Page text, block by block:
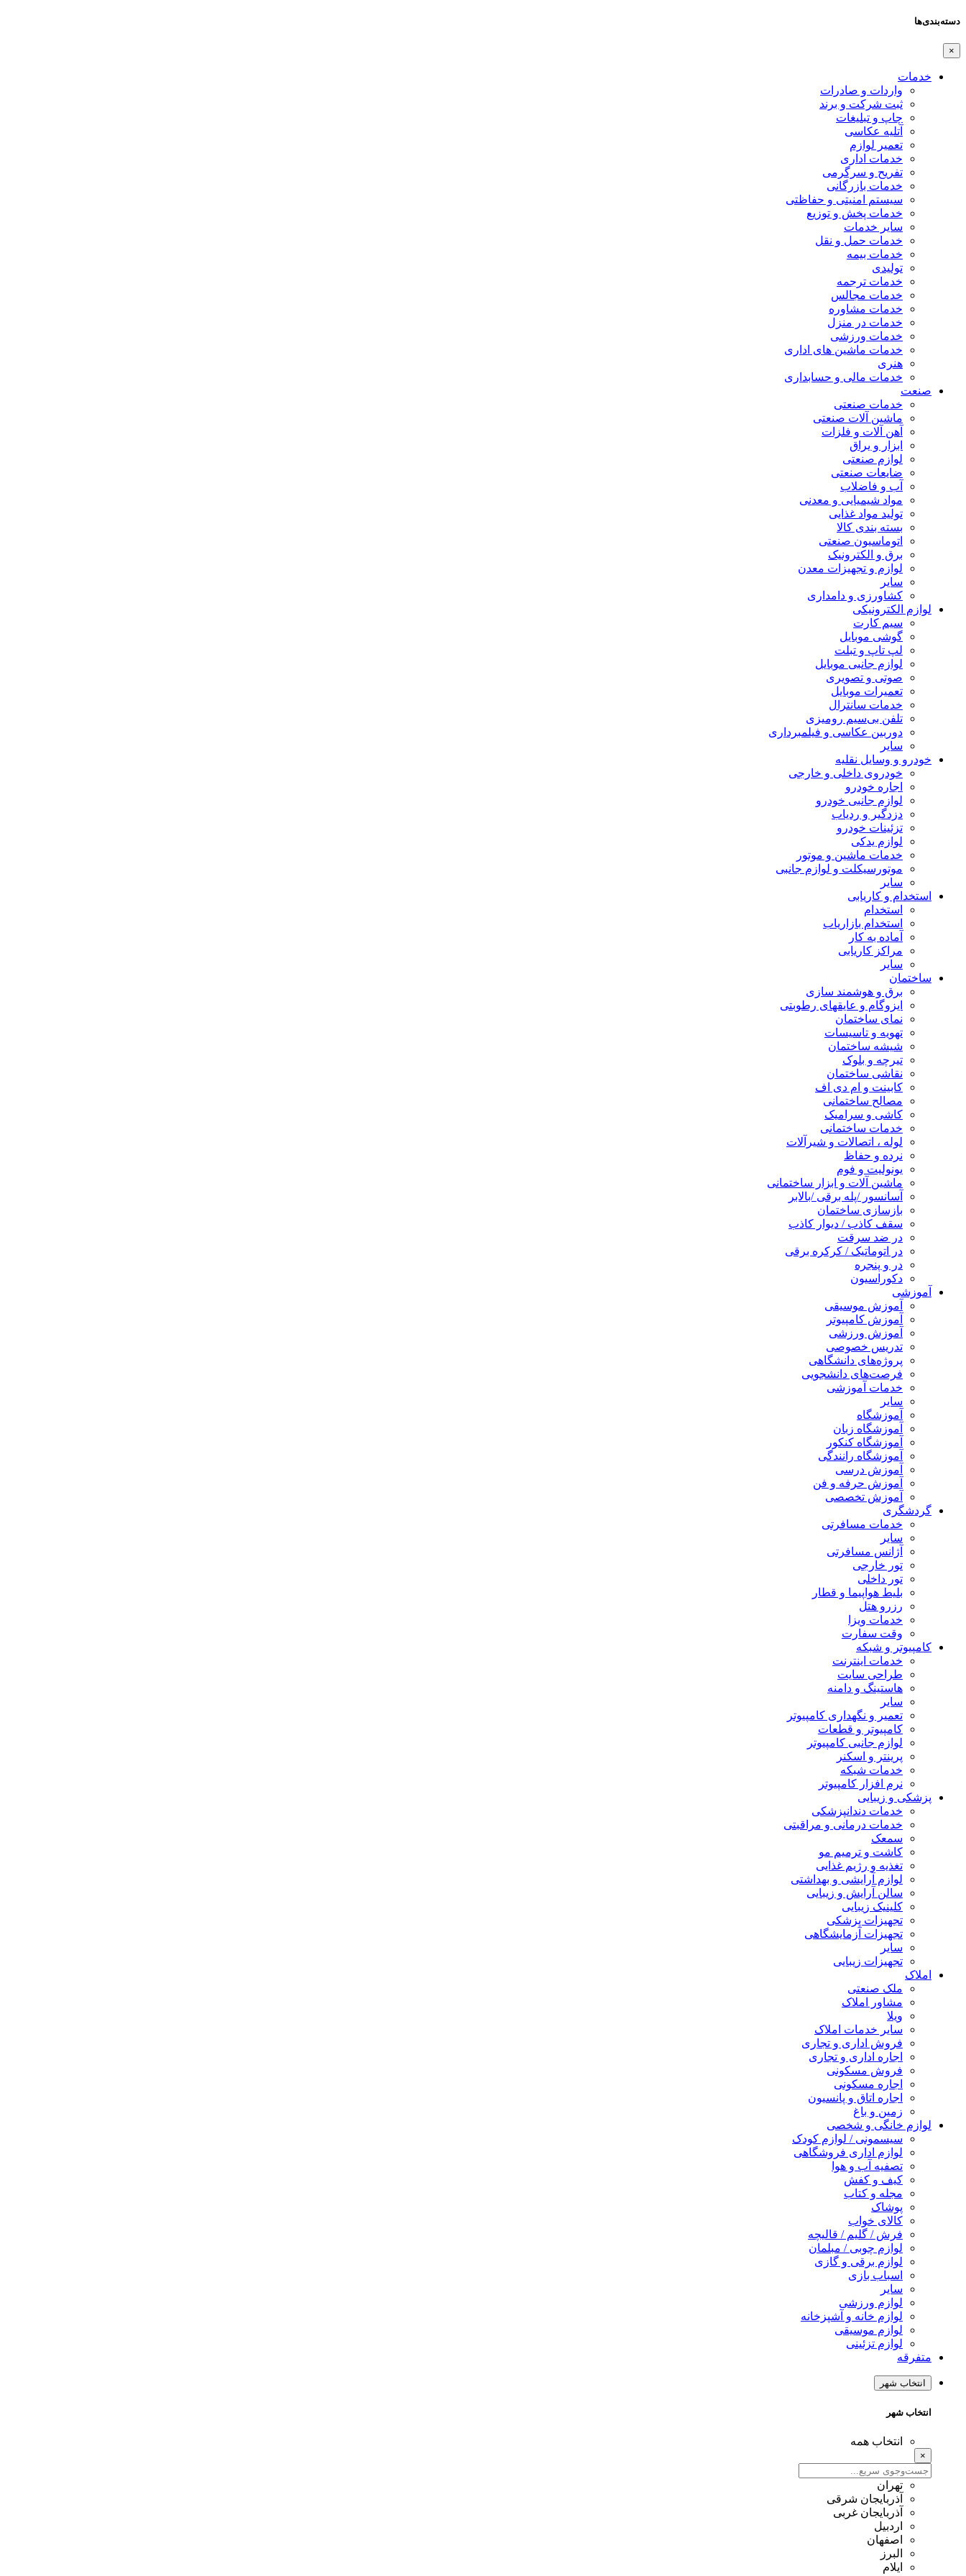
دسته‌بندی‌ها
×
خدمات
واردات و صادرات
ثبت شرکت و برند
چاپ و تبلیغات
آتلیه عکاسی
تعمیر لوازم
خدمات اداری
تفریح و سرگرمی
خدمات بازرگانی
سیستم امنیتی و حفاظتی
خدمات پخش و توزیع
سایر خدمات
خدمات حمل و نقل
خدمات بیمه
تولیدی
خدمات ترجمه
خدمات مجالس
خدمات مشاوره
خدمات در منزل
خدمات ورزشی
خدمات ماشین های اداری
هنری
خدمات مالی و حسابداری
صنعت
خدمات صنعتی
ماشین آلات صنعتی
آهن آلات و فلزات
ابزار و یراق
لوازم صنعتی
ضایعات صنعتی
آب و فاضلاب
مواد شیمیایی و معدنی
تولید مواد غذایی
بسته بندی کالا
اتوماسیون صنعتی
برق و الکترونیک
لوازم و تجهیزات معدن
سایر
کشاورزی و دامداری
لوازم الکترونیکی
سیم کارت
گوشی موبایل
لپ تاپ و تبلت
لوازم جانبی موبایل
صوتی و تصویری
تعمیرات موبایل
خدمات سانترال
تلفن بی‌سیم رومیزی
دوربین عکاسی و فیلمبرداری
سایر
خودرو و وسایل نقلیه
خودروی داخلی و خارجی
اجاره خودرو
لوازم جانبی خودرو
دزدگیر و ردیاب
تزئینات خودرو
لوازم یدکی
خدمات ماشین و موتور
موتورسیکلت و لوازم جانبی
سایر
استخدام و کاریابی
استخدام
استخدام بازاریاب
آماده به کار
مراکز کاریابی
سایر
ساختمان
برق و هوشمند سازی
ایزوگام و عایقهای رطوبتی
نمای ساختمان
تهویه و تاسیسات
شیشه ساختمان
تیرچه و بلوک
نقاشی ساختمان
کابینت و ام دی اف
مصالح ساختمانی
کاشی و سرامیک
خدمات ساختمانی
لوله ، اتصالات و شیرآلات
نرده و حفاظ
یونولیت و فوم
ماشین آلات و ابزار ساختمانی
آسانسور /پله برقی /بالابر
بازسازی ساختمان
سقف کاذب / دیوار کاذب
در ضد سرقت
در اتوماتیک / کرکره برقی
در و پنجره
دکوراسیون
آموزشی
آموزش موسیقی
آموزش کامپیوتر
آموزش ورزشی
تدریس خصوصی
پروژه‌های دانشگاهی
فرصت‌های دانشجویی
خدمات آموزشی
سایر
آموزشگاه
آموزشگاه زبان
آموزشگاه کنکور
آموزشگاه رانندگی
آموزش درسی
آموزش حرفه و فن
آموزش تخصصی
گردشگری
خدمات مسافرتی
سایر
آژانس مسافرتی
تور خارجی
تور داخلی
بلیط هواپیما و قطار
رزرو هتل
خدمات ویزا
وقت سفارت
کامپیوتر و شبکه
خدمات اینترنت
طراحی سایت
هاستینگ و دامنه
سایر
تعمیر و نگهداری کامپیوتر
کامپیوتر و قطعات
لوازم جانبی کامپیوتر
پرینتر و اسکنر
خدمات شبکه
نرم افزار کامپیوتر
پزشکی و زیبایی
خدمات دندانپزشکی
خدمات درمانی و مراقبتی
سمعک
کاشت و ترمیم مو
تغذیه و رژیم غذایی
لوازم آرایشی و بهداشتی
سالن آرایش و زیبایی
کلینیک زیبایی
تجهیزات پزشکی
تجهیزات آزمایشگاهی
سایر
تجهیزات زیبایی
املاک
ملک صنعتی
مشاور املاک
ویلا
سایر خدمات املاک
فروش اداری و تجاری
اجاره اداری و تجاری
فروش مسکونی
اجاره مسکونی
اجاره اتاق و پانسیون
زمین و باغ
لوازم خانگی و شخصی
سیسمونی / لوازم کودک
لوازم اداری فروشگاهی
تصفیه آب و هوا
کیف و کفش
مجله و کتاب
پوشاک
کالای خواب
فرش / گلیم / قالیچه
لوازم چوبی / مبلمان
لوازم برقی و گازی
اسباب بازی
سایر
لوازم ورزشی
لوازم خانه و آشپزخانه
لوازم موسیقی
لوازم تزئینی
متفرقه
انتخاب شهر
انتخاب شهر
انتخاب همه
×
تهران
آذربایجان شرقی
آذربایجان غربی
اردبیل
اصفهان
البرز
ایلام